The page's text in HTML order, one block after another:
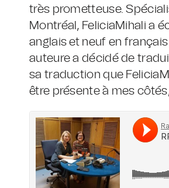
très prometteuse.
Montréal, FeliciaMihali a
anglais et neuf en
auteure a décidé de
sa traduction que
être présente à mes